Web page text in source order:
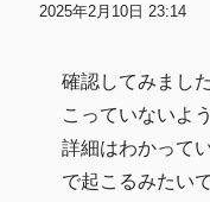
2025年2月10日 23:14
確認してみまし
こっていないよ
詳細はわかって
で起こるみたいで